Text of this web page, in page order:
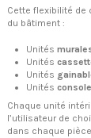
Cette flexibilité de
du bâtiment :
Unités
Unités
Unités
Unités
Chaque unité
l’utilisateur de
dans chaque